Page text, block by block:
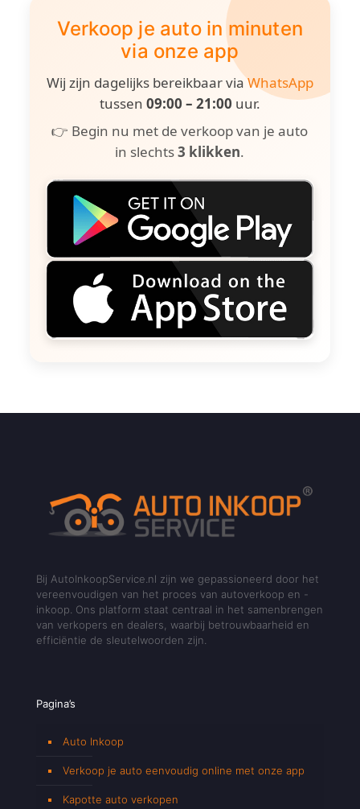
Verkoop je auto in minuten
via onze app
Wij zijn dagelijks bereikbaar viaWhatsApp
tussen 09:00 – 21:00 uur.
👉 Begin nu met de verkoop van je auto
in slechts3 klikken.
Bij AutoInkoopService.nl zijn we gepassioneerd door het
vereenvoudigen van het proces van autoverkoop en -
inkoop. Ons platform staat centraal in het samenbrengen
van verkopers en dealers, waarbij betrouwbaarheid en
efficiëntie de sleutelwoorden zijn.
Pagina’s
Auto Inkoop
Verkoop je auto eenvoudig online met onze app
Kapotte auto verkopen